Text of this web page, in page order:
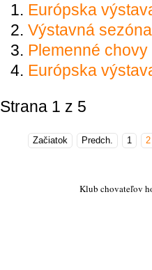
Európska
Výstavná
Plemenné
Európska
Strana 1 z 5
Začiatok Predch. 1 2
Klub chovateľov